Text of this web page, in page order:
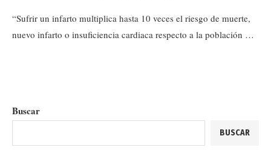
“Sufrir un infarto multiplica hasta 10 veces el riesgo de muerte,
nuevo infarto o insuficiencia cardiaca respecto a la población …
Buscar
BUSCAR